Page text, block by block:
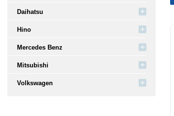
Daihatsu
Hino
Mercedes Benz
Mitsubishi
Volkswagen